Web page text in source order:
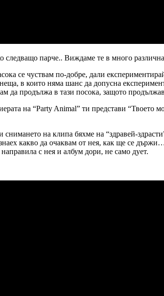
следващо парче.. Виждаме те в много
се чуствам по-добре, дали
в които няма шанс да допусна
да продължа в тази посока, защото
на “Party Animal” ти представи “Твоето
снимането на клипа бяхме на “здравей-
какво да очаквам от нея, как ще се
с нея и албум дори, не само дует.